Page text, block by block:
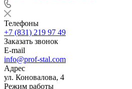
Телефоны
+7 (831) 219 97 49
Заказать звонок
E-mail
info@prof-stal.com
Адрес
ул. Коновалова, 4
Режим работы